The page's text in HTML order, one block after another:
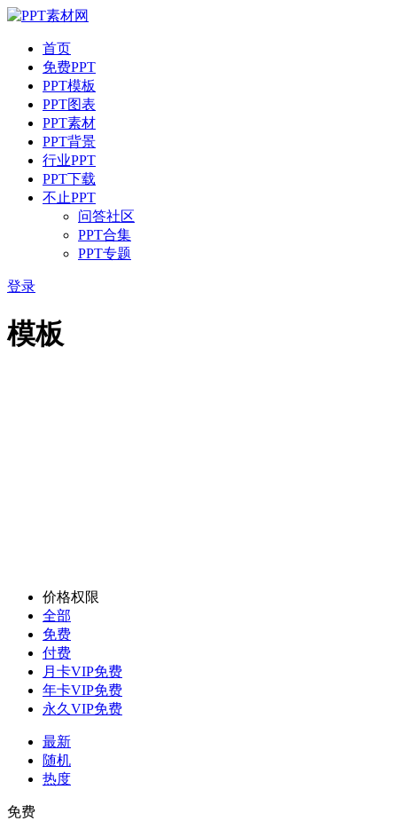
首页
免费PPT
PPT模板
PPT图表
PPT素材
PPT背景
行业PPT
PPT下载
不止PPT
问答社区
PPT合集
PPT专题
登录
模板
价格权限
全部
免费
付费
月卡VIP免费
年卡VIP免费
永久VIP免费
最新
随机
热度
免费